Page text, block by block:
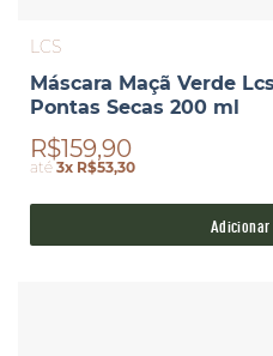
LCS
Máscara Maçã Verde
Pontas Secas 200 ml
R$159,90
até3x R$53,30